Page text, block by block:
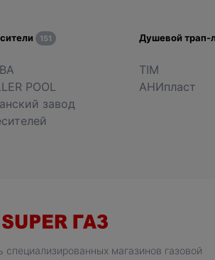
151
POOL
завод
Душевой трап-
TIM
АНИпласт
специализированных магазинов газовой